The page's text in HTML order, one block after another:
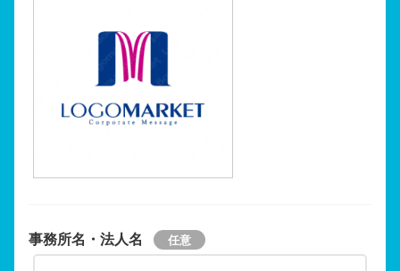
事務所名・法人名